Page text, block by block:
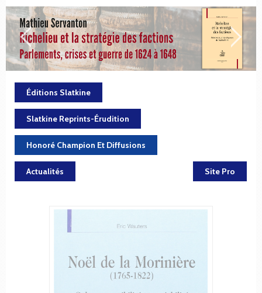
Éditions Slatkine
Slatkine Reprints-Érudition
Honoré Champion Et Diffusions
Actualités Site Pro